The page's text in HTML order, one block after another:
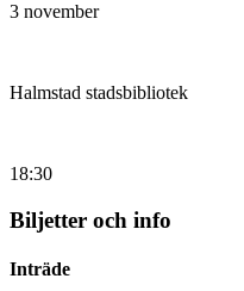
3 november
Halmstad stadsbibliotek
18:30
Biljetter och info
Inträde